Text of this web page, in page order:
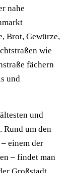
nahe
Brot, Gewürze,
wie
fächern
und
und
Rund um den
einem der
– findet man